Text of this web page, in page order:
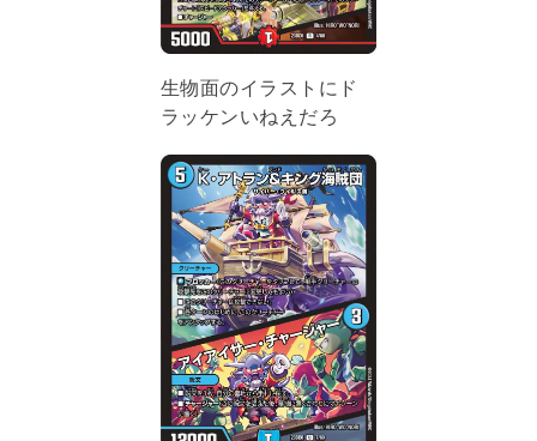
生物面のイラストにド
ラッケンいねえだろ